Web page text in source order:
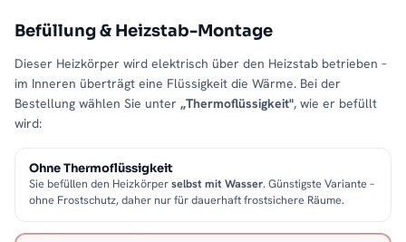
Befüllung & Heizstab-Montage
Dieser Heizkörper wird elektrisch über den Heizstab betrieben –
im Inneren überträgt eine Flüssigkeit die Wärme. Bei der
Bestellung wählen Sie unter „Thermoflüssigkeit", wie er befüllt
wird:
Ohne Thermoflüssigkeit
Sie befüllen den Heizkörperselbst mit Wasser. Günstigste Variante –
ohne Frostschutz, daher nur für dauerhaft frostsichere Räume.